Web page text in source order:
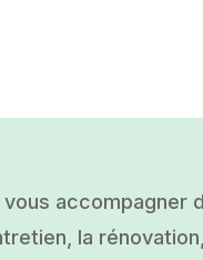
accompagner
la